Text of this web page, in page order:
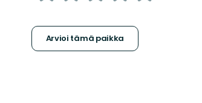
Arvioi tämä paikka